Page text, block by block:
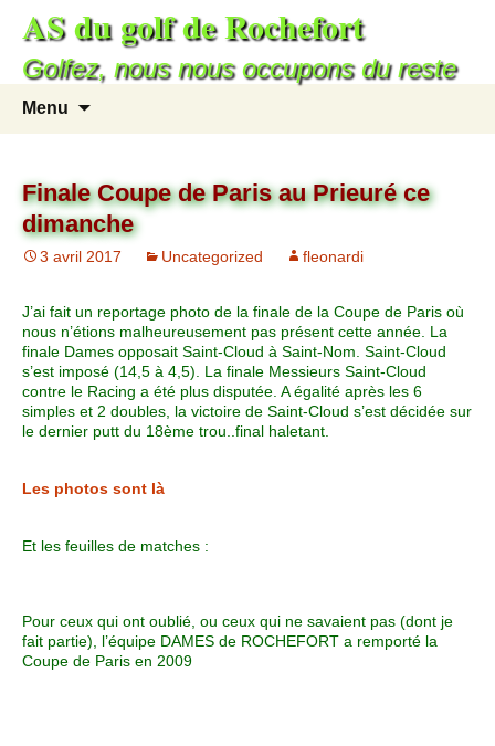
AS du golf de Rochefort
Golfez, nous nous occupons du reste
Menu
Finale Coupe de Paris au Prieuré ce
dimanche
3 avril 2017 Uncategorized fleonardi
J’ai fait un reportage photo de la finale de la Coupe de Paris où
nous n’étions malheureusement pas présent cette année. La
finale Dames opposait Saint-Cloud à Saint-Nom. Saint-Cloud
s’est imposé (14,5 à 4,5). La finale Messieurs Saint-Cloud
contre le Racing a été plus disputée. A égalité après les 6
simples et 2 doubles, la victoire de Saint-Cloud s’est décidée sur
le dernier putt du 18ème trou..final haletant.
Les photos sont là
Et les feuilles de matches :
Pour ceux qui ont oublié, ou ceux qui ne savaient pas (dont je
fait partie), l’équipe DAMES de ROCHEFORT a remporté la
Coupe de Paris en 2009